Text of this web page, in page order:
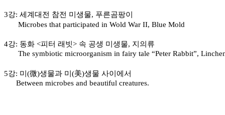
3강: 세계대전 참전 미생물, 푸른곰팡이
Microbes that participated in Wold War II, Blue Mold
4강: 동화 <피터 래빗> 속 공생 미생물, 지의류
The symbiotic microorganism in fairy tale “Peter Rabbit”,
5강: 미(微)생물과 미(美)생물 사이에서
Between microbes and beautiful creatures.